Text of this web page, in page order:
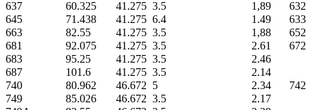
637
60.325 41.275 3.5 1,89
632
645
71.438 41.275 6.4 1.49
633
663
82.55 41.275 3.5 1,88
652
681
92.075 41.275 3.5 2.61
672
683
95.25 41.275 3.5
2.46
687
101.6 41.275 3.5
2.14
740
80.962 46.672 5 2.34
742
749
85.026 46.672 3.5
2.17